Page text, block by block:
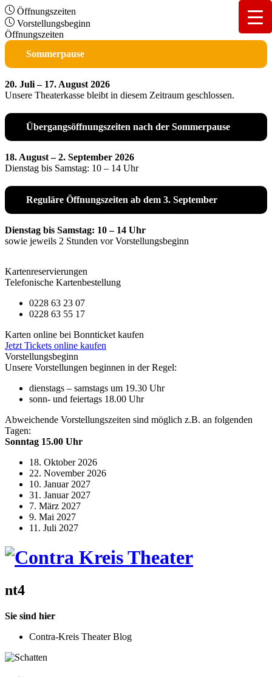
Öffnungszeiten
Vorstellungsbeginn
Öffnungszeiten
Sommerpause
20. Juli – 17. August 2026
Unsere Theaterkasse bleibt in diesem Zeitraum geschlossen.
Übergangsöffnungszeiten nach der Sommerpause
18. August – 2. September 2026
Dienstag bis Samstag: 10 – 14 Uhr
Reguläre Öffnungszeiten ab dem 3. September
Dienstag bis Samstag: 10 – 14 Uhr
sowie jeweils 2 Stunden vor Vorstellungsbeginn
Kartenreservierungen
Telefonische Kartenbestellung
0228 63 23 07
0228 63 55 17
Karten online bei Bonnticket kaufen
Jetzt Tickets online kaufen
Vorstellungsbeginn
Unsere Vorstellungen beginnen in der Regel:
dienstags – samstags um 19.30 Uhr
sonn- und feiertags 18.00 Uhr
Abweichende Vorstellungszeiten sind möglich z.B. an folgenden
Tagen:
Sonntag 15.00 Uhr
18. Oktober 2026
22. November 2026
10. Januar 2027
31. Januar 2027
7. März 2027
9. Mai 2027
11. Juli 2027
nt4
Sie sind hier
Contra-Kreis Theater Blog